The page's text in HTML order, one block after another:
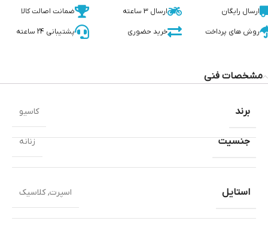
ارسال رایگان ارسال 3 ساعته ضمانت اصالت کالا
روش های پرداخت خرید حضوری پشتیبانی 24 ساعته
مشخصات فنی
جنسیت زنانه
استایل اسپرت,کلاسیک
برند کاسیو